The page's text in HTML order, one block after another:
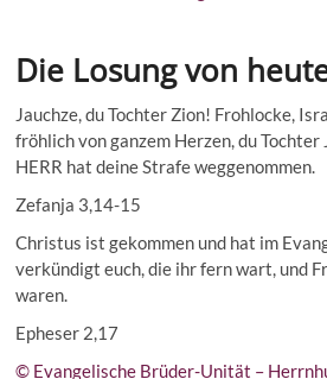
Die Losung von
Jauchze, du Tochter Zion! Frohlocke,
fröhlich von ganzem Herzen, du
HERR hat deine Strafe weggenommen.
Zefanja 3,14-15
Christus ist gekommen und hat im
verkündigt euch, die ihr fern wart, und
waren.
Epheser 2,17
© Evangelische Brüder-Unität –